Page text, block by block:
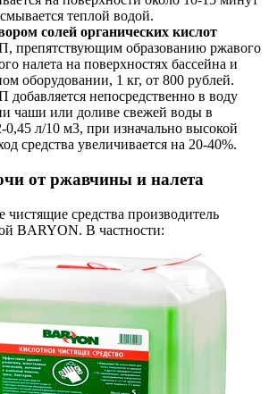
теплой водой.
солей органических кислот
препятствующим образованию ржавого
налета на поверхностях бассейна и
оборудовании, 1 кг, от 800 рублей.
непосредственно в воду
чаши или доливе свежей воды в
л/10 м3, при изначально высокой
средства увеличивается на 20-40%.
от ржавчины и налета
средства производитель
BARYON. В частности: